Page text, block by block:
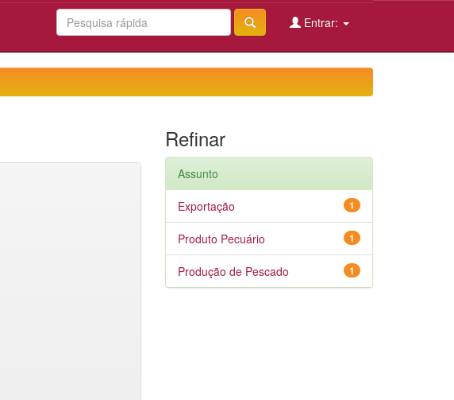
Entrar:
Refinar
Assunto
1
Exportação
1
Produto Pecuário
1
Produção de Pescado